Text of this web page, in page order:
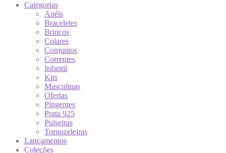
Categorias
Anéis
Braceletes
Brincos
Colares
Conjuntos
Correntes
Infantil
Kits
Masculinas
Ofertas
Pingentes
Prata 925
Pulseiras
Tornozeleiras
Lançamentos
Coleções